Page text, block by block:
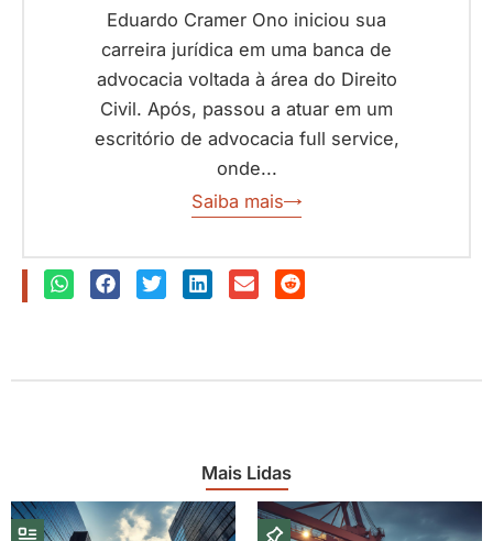
Eduardo Cramer Ono iniciou sua
carreira jurídica em uma banca de
advocacia voltada à área do Direito
Civil. Após, passou a atuar em um
escritório de advocacia full service,
onde...
Saiba mais
Mais Lidas